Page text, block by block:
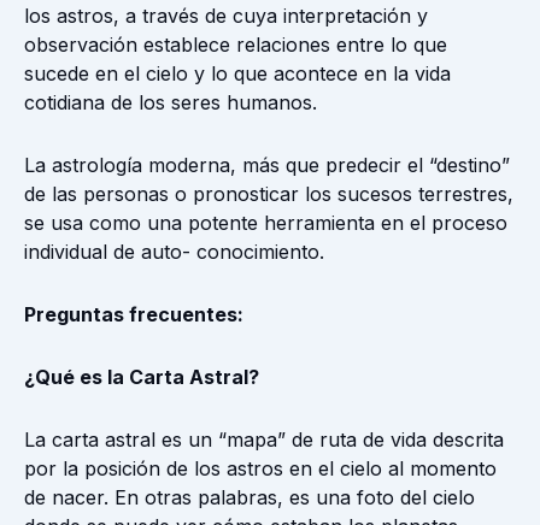
los astros, a través de cuya interpretación y
observación establece relaciones entre lo que
sucede en el cielo y lo que acontece en la vida
cotidiana de los seres humanos.
La astrología moderna, más que predecir el “destino”
de las personas o pronosticar los sucesos terrestres,
se usa como una potente herramienta en el proceso
individual de auto- conocimiento.
Preguntas frecuentes:
¿Qué es la Carta Astral?
La carta astral es un “mapa” de ruta de vida descrita
por la posición de los astros en el cielo al momento
de nacer. En otras palabras, es una foto del cielo